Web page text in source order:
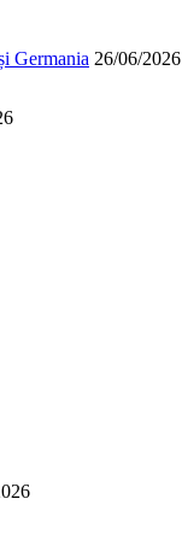
Germania 26/06/2026